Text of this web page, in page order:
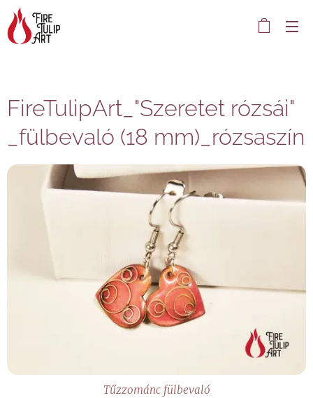
FireTulipArt_"Szeretet rózsái"
_fülbevaló (18 mm)_rózsaszín
Tűzzománc fülbevaló